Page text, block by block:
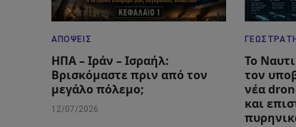
ΑΠΌΨΕΙΣ
ΗΠΑ – Ιράν – Ισραήλ:
Βρισκόμαστε πριν από τον
μεγάλο πόλεμο;
12/07/2026
Το
τον
νέα
και